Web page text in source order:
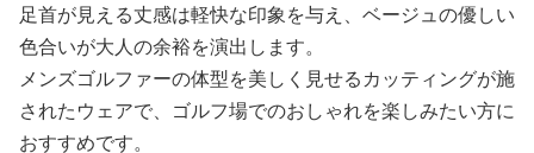
足首が見える丈感は軽快な印象を与え、ベージュの優しい
色合いが大人の余裕を演出します。
メンズゴルファーの体型を美しく見せるカッティングが施
されたウェアで、ゴルフ場でのおしゃれを楽しみたい方に
おすすめです。